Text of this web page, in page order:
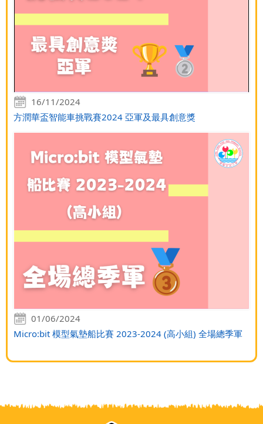
16/11/2024
方潤華盃智能車挑戰賽2024 亞軍及最具創意獎
01/06/2024
Micro:bit 模型氣墊船比賽 2023-2024 (高小組) 全場總季軍